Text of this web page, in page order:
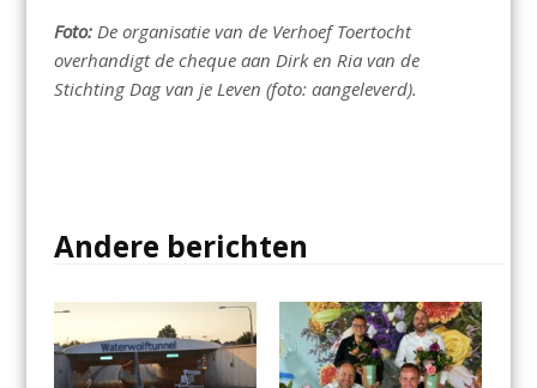
Foto:De organisatie van de Verhoef Toertocht
overhandigt de cheque aan Dirk en Ria van de
Stichting Dag van je Leven (foto: aangeleverd).
Andere berichten